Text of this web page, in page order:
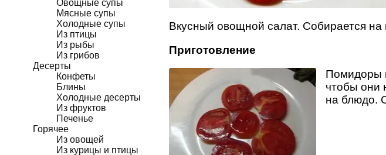
Овощные супы
Мясные супы
Холодные супы
Из птицы
Из рыбы
Из грибов
Десерты
Конфеты
Блины
Холодные десерты
Из фруктов
Печенье
Горячее
Из овощей
Из курицы и птицы
Вкусный овощной салат. Собирается на
Приготовление
Помидоры
чтобы они
на блюдо.